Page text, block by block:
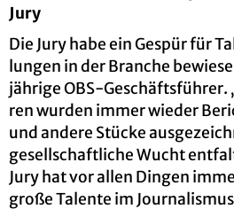
Jury
Die Jury habe ein Ge­spür für
lun­gen in der Bran­che
jäh­ri­ge OBS-
ren wur­den immer wie­der
und an­de­re Stü­cke
ge­sell­schaft­li­che Wucht
Jury hat vor allen Din­gen
große Ta­len­te im